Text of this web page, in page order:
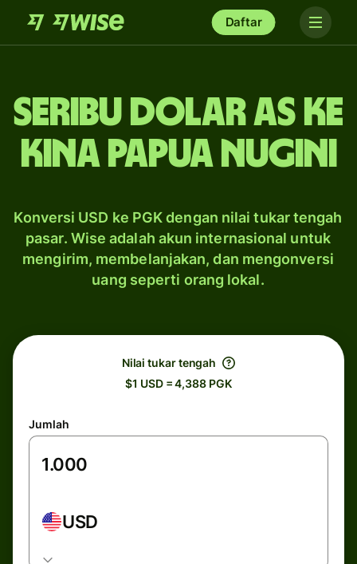
Daftar
seribu dolar AS ke
kina Papua Nugini
Konversi USD ke PGK dengan nilai tukar tengah
pasar. Wise adalah akun internasional untuk
mengirim, membelanjakan, dan mengonversi
uang seperti orang lokal.
Nilai tukar tengah
$1 USD = 4,388 PGK
Jumlah
USD